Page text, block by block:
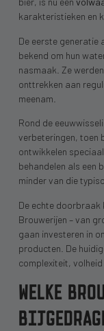
karakteristieken en
De eerste generatie
bekend om hun
nasmaak. Ze
onttrekken aan
meenam.
Rond de
verbeteringen, toen
ontwikkelen
behandelen als een
minder van die
De echte doorbraak
Brouwerijen – van
gaan investeren in
producten. De
complexiteit,
WELKE